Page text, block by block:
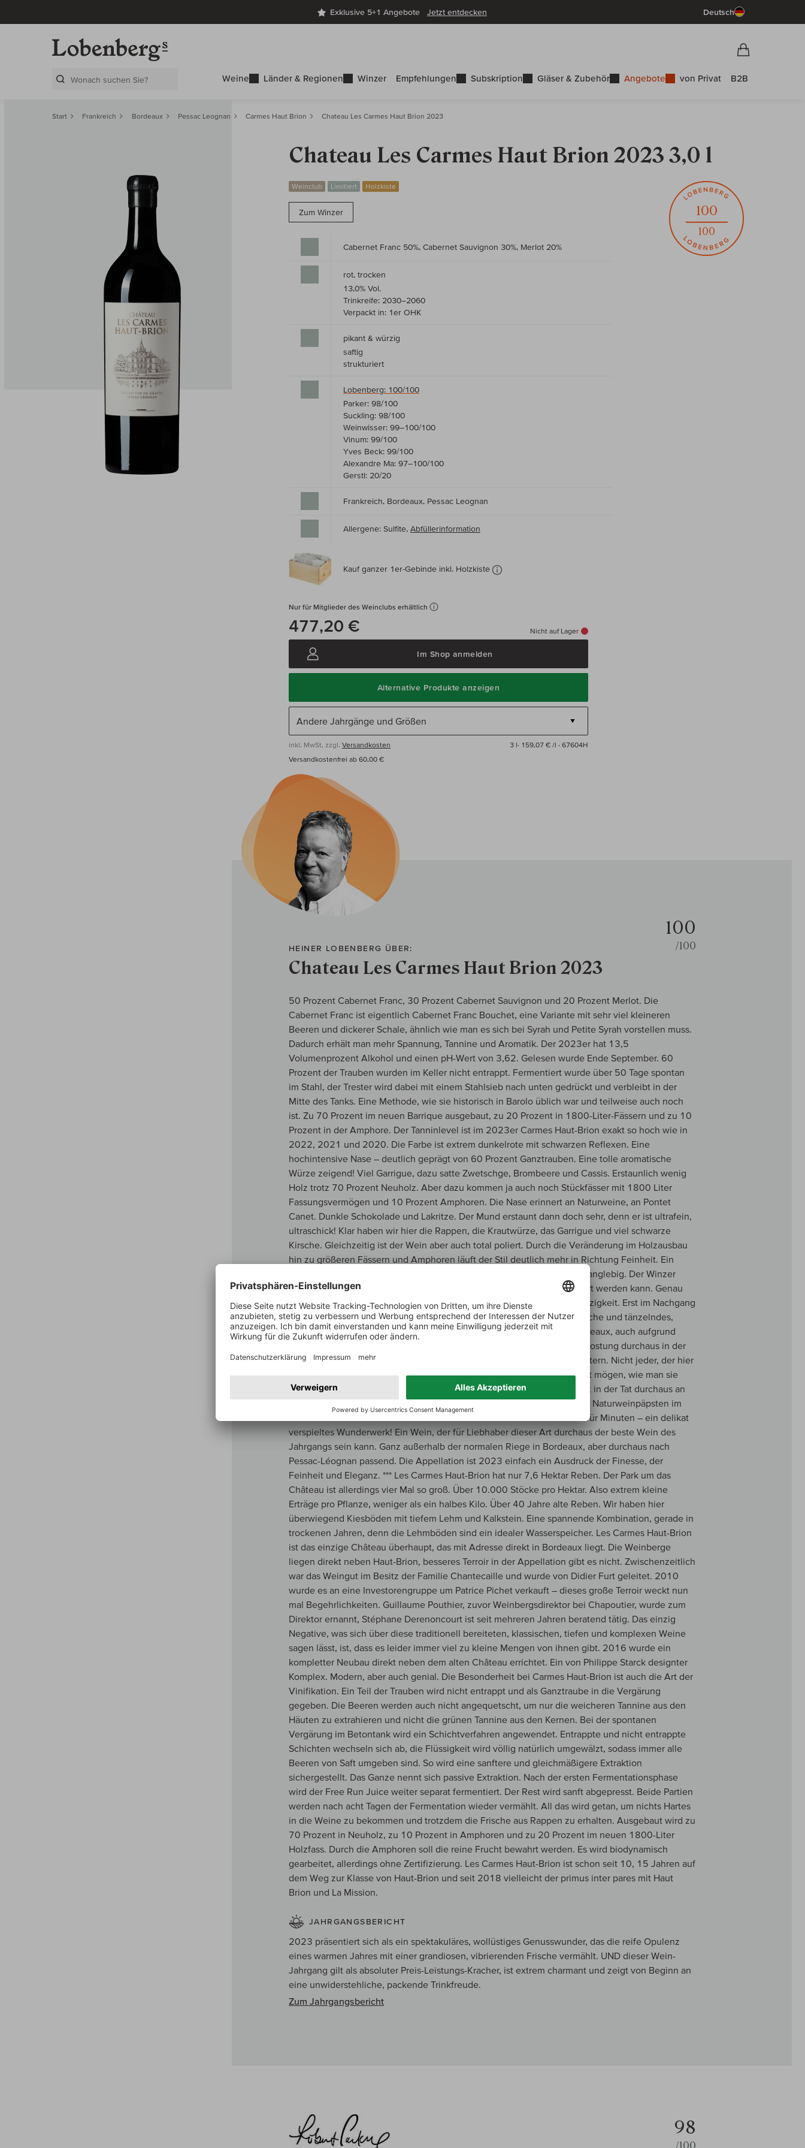
Exklusive 5+1 Angebote Jetzt entdecken Deutsch
Weine Länder & Regionen Winzer Empfehlungen Subskription Gläser & Zubehör Angebote von Privat B2B
Start Frankreich Bordeaux Pessac Leognan Carmes Haut Brion Chateau Les Carmes Haut Brion 2023
Chateau Les Carmes Haut Brion 2023 3,0 l
Weinclub Limitiert Holzkiste
Zum Winzer 100
100
Cabernet Franc 50%, Cabernet Sauvignon 30%, Merlot 20%
rot, trocken
13,0% Vol.
Trinkreife: 2030–2060
Verpackt in: 1er OHK
pikant & würzig
saftig
strukturiert
Lobenberg: 100/100
Parker: 98/100
Suckling: 98/100
Weinwisser: 99–100/100
Vinum: 99/100
Yves Beck: 99/100
Alexandre Ma: 97–100/100
Gerstl: 20/20
Frankreich, Bordeaux, Pessac Leognan
Allergene: Sulfite, Abfüllerinformation
Kauf ganzer 1er-Gebinde inkl. Holzkiste
Nur für Mitglieder des Weinclubs erhältlich
477,20 € Nicht auf Lager
Im Shop anmelden
Alternative Produkte anzeigen
inkl. MwSt, zzgl. Versandkosten 3 l· 159,07 € /l · 67604H
Versandkostenfrei ab 60,00 €
HEINER LOBENBERG ÜBER:
Chateau Les Carmes Haut Brion 2023
100
/100
50 Prozent Cabernet Franc, 30 Prozent Cabernet Sauvignon und 20 Prozent Merlot. Die
Cabernet Franc ist eigentlich Cabernet Franc Bouchet, eine Variante mit sehr viel kleineren
Beeren und dickerer Schale, ähnlich wie man es sich bei Syrah und Petite Syrah vorstellen muss.
Dadurch erhält man mehr Spannung, Tannine und Aromatik. Der 2023er hat 13,5
Volumenprozent Alkohol und einen pH-Wert von 3,62. Gelesen wurde Ende September. 60
Prozent der Trauben wurden im Keller nicht entrappt. Fermentiert wurde über 50 Tage spontan
im Stahl, der Trester wird dabei mit einem Stahlsieb nach unten gedrückt und verbleibt in der
Mitte des Tanks. Eine Methode, wie sie historisch in Barolo üblich war und teilweise auch noch
ist. Zu 70 Prozent im neuen Barrique ausgebaut, zu 20 Prozent in 1800-Liter-Fässern und zu 10
Prozent in der Amphore. Der Tanninlevel ist im 2023er Carmes Haut-Brion exakt so hoch wie in
2022, 2021 und 2020. Die Farbe ist extrem dunkelrote mit schwarzen Reflexen. Eine
hochintensive Nase – deutlich geprägt von 60 Prozent Ganztrauben. Eine tolle aromatische
Würze zeigend! Viel Garrigue, dazu satte Zwetschge, Brombeere und Cassis. Erstaunlich wenig
Holz trotz 70 Prozent Neuholz. Aber dazu kommen ja auch noch Stückfässer mit 1800 Liter
Fassungsvermögen und 10 Prozent Amphoren. Die Nase erinnert an Naturweine, an Pontet
Canet. Dunkle Schokolade und Lakritze. Der Mund erstaunt dann doch sehr, denn er ist ultrafein,
ultraschick! Klar haben wir hier die Rappen, die Krautwürze, das Garrigue und viel schwarze
Kirsche. Gleichzeitig ist der Wein aber auch total poliert. Durch die Veränderung im Holzausbau
hin zu größeren Fässern und Amphoren läuft der Stil deutlich mehr in Richtung Feinheit. Ein
tänzelnder, schicker Wein! Er ist früh zugänglich und doch unglaublich langlebig. Der Winzer
prophezeit, dass er in fünf Jahren trinkbar ist und auch 50 Jahre gelagert werden kann. Genau
das will ich wohl glauben. Immer wieder schwarze Kirsche mit feiner Salzigkeit. Erst im Nachgang
nimmt der Druck dramatisch zu. Amarena Kirsche, wieder schwarze Kirsche und tänzelndes,
seidiges, total poliertes Tannin. Ein ganz ungewöhnlicher Wein aus Bordeaux, auch aufgrund
seines hohen Cabernet Franc Anteils. Man könnte ihn in einer Blindverkostung durchaus in der
obersten Liga der Loire verorten. Das ist Bordeaux von einem anderen Stern. Nicht jeder, der hier
Klassik erwartet, wird begeistert sein. Man muss diese ganz spezielle Art mögen, wie man sie
durchaus häufig auch im Nordwesten Spaniens findet. Der Wein erinnert in der Tat durchaus an
einem Top-Mencia von Palacios. Auch an Weine der Côte-Rôtie und von Naturweinpäpsten im
Bereich Pinot Noir durch die Ganztraubenfermentation. Der Wein steht für Minuten – ein delikat
verspieltes Wunderwerk! Ein Wein, der für Liebhaber dieser Art durchaus der beste Wein des
Jahrgangs sein kann. Ganz außerhalb der normalen Riege in Bordeaux, aber durchaus nach
Pessac-Léognan passend. Die Appellation ist 2023 einfach ein Ausdruck der Finesse, der
Feinheit und Eleganz. *** Les Carmes Haut-Brion hat nur 7,6 Hektar Reben. Der Park um das
Château ist allerdings vier Mal so groß. Über 10.000 Stöcke pro Hektar. Also extrem kleine
Erträge pro Pflanze, weniger als ein halbes Kilo. Über 40 Jahre alte Reben. Wir haben hier
überwiegend Kiesböden mit tiefem Lehm und Kalkstein. Eine spannende Kombination, gerade in
trockenen Jahren, denn die Lehmböden sind ein idealer Wasserspeicher. Les Carmes Haut-Brion
ist das einzige Château überhaupt, das mit Adresse direkt in Bordeaux liegt. Die Weinberge
liegen direkt neben Haut-Brion, besseres Terroir in der Appellation gibt es nicht. Zwischenzeitlich
war das Weingut im Besitz der Familie Chantecaille und wurde von Didier Furt geleitet. 2010
wurde es an eine Investorengruppe um Patrice Pichet verkauft – dieses große Terroir weckt nun
mal Begehrlichkeiten. Guillaume Pouthier, zuvor Weinbergsdirektor bei Chapoutier, wurde zum
Direktor ernannt, Stéphane Derenoncourt ist seit mehreren Jahren beratend tätig. Das einzig
Negative, was sich über diese traditionell bereiteten, klassischen, tiefen und komplexen Weine
sagen lässt, ist, dass es leider immer viel zu kleine Mengen von ihnen gibt. 2016 wurde ein
kompletter Neubau direkt neben dem alten Château errichtet. Ein von Philippe Starck designter
Komplex. Modern, aber auch genial. Die Besonderheit bei Carmes Haut-Brion ist auch die Art der
Vinifikation. Ein Teil der Trauben wird nicht entrappt und als Ganztraube in die Vergärung
gegeben. Die Beeren werden auch nicht angequetscht, um nur die weicheren Tannine aus den
Häuten zu extrahieren und nicht die grünen Tannine aus den Kernen. Bei der spontanen
Vergärung im Betontank wird ein Schichtverfahren angewendet. Entrappte und nicht entrappte
Schichten wechseln sich ab, die Flüssigkeit wird völlig natürlich umgewälzt, sodass immer alle
Beeren von Saft umgeben sind. So wird eine sanftere und gleichmäßigere Extraktion
sichergestellt. Das Ganze nennt sich passive Extraktion. Nach der ersten Fermentationsphase
wird der Free Run Juice weiter separat fermentiert. Der Rest wird sanft abgepresst. Beide Partien
werden nach acht Tagen der Fermentation wieder vermählt. All das wird getan, um nichts Hartes
in die Weine zu bekommen und trotzdem die Frische aus Rappen zu erhalten. Ausgebaut wird zu
70 Prozent in Neuholz, zu 10 Prozent in Amphoren und zu 20 Prozent im neuen 1800-Liter
Holzfass. Durch die Amphoren soll die reine Frucht bewahrt werden. Es wird biodynamisch
gearbeitet, allerdings ohne Zertifizierung. Les Carmes Haut-Brion ist schon seit 10, 15 Jahren auf
dem Weg zur Klasse von Haut-Brion und seit 2018 vielleicht der primus inter pares mit Haut
Brion und La Mission.
JAHRGANGSBERICHT
2023 präsentiert sich als ein spektakuläres, wollüstiges Genusswunder, das die reife Opulenz
eines warmen Jahres mit einer grandiosen, vibrierenden Frische vermählt. UND dieser Wein-
Jahrgang gilt als absoluter Preis-Leistungs-Kracher, ist extrem charmant und zeigt von Beginn an
eine unwiderstehliche, packende Trinkfreude.
Zum Jahrgangsbericht
98